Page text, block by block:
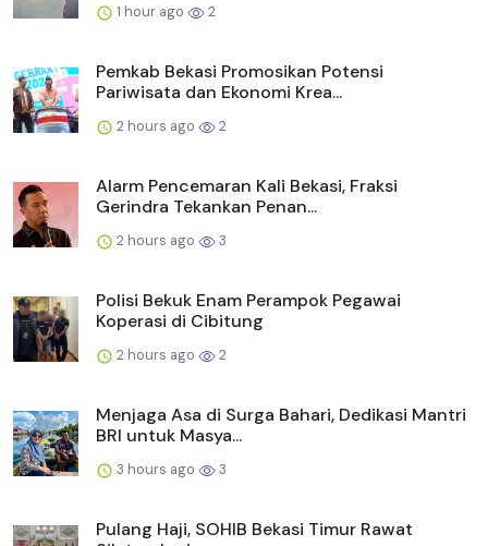
1 hour ago 2
Pemkab Bekasi Promosikan Potensi
Pariwisata dan Ekonomi Krea...
2 hours ago 2
Alarm Pencemaran Kali Bekasi, Fraksi
Gerindra Tekankan Penan...
2 hours ago 3
Polisi Bekuk Enam Perampok Pegawai
Koperasi di Cibitung
2 hours ago 2
Menjaga Asa di Surga Bahari, Dedikasi Mantri
BRI untuk Masya...
3 hours ago 3
Pulang Haji, SOHIB Bekasi Timur Rawat